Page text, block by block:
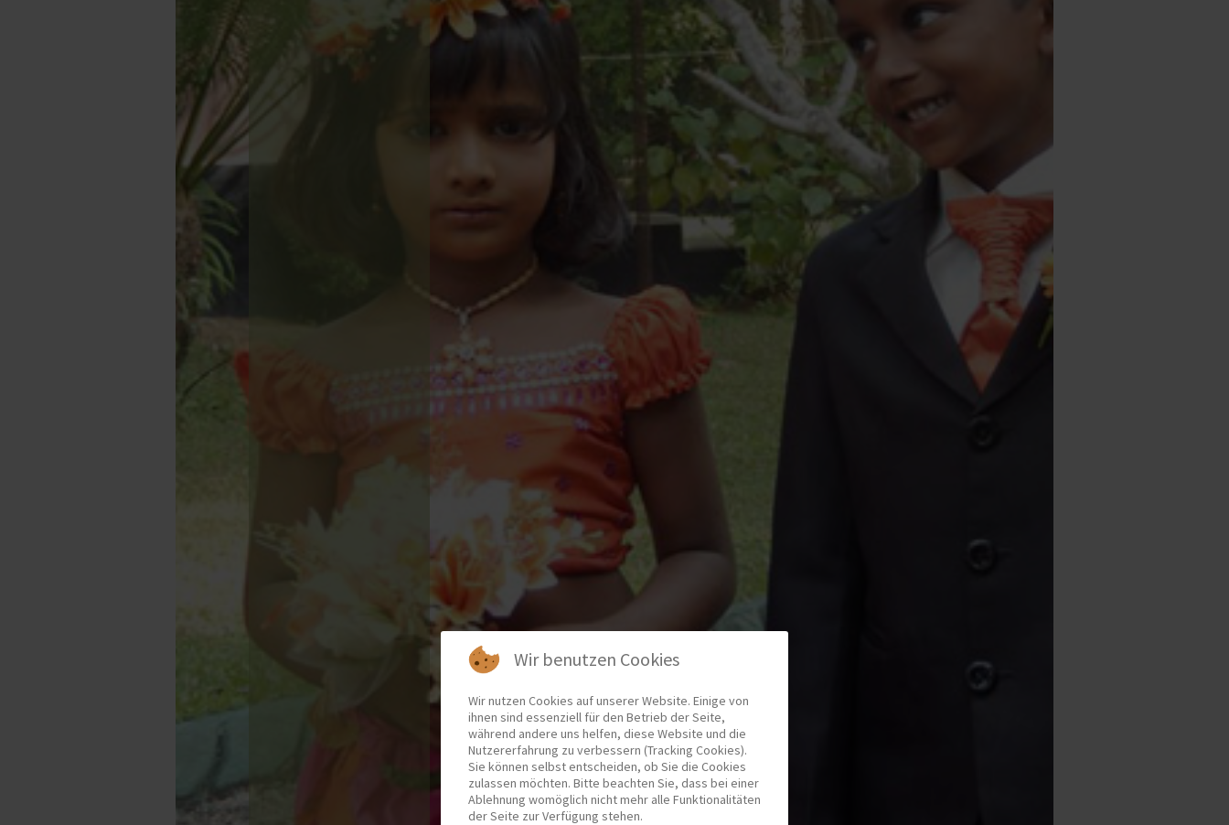
Wir benutzen Cookies
Wir nutzen Cookies auf unserer Website. Einige von
ihnen sind essenziell für den Betrieb der Seite,
während andere uns helfen, diese Website und die
Nutzererfahrung zu verbessern (Tracking Cookies).
Sie können selbst entscheiden, ob Sie die Cookies
zulassen möchten. Bitte beachten Sie, dass bei einer
Ablehnung womöglich nicht mehr alle Funktionalitäten
der Seite zur Verfügung stehen.